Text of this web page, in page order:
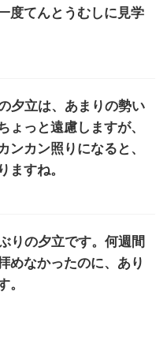
度てんとうむしに見学
夕立は、あまりの勢い
ょっと遠慮しますが、
ンカン照りになると、
ますね。
りの夕立です。何週間
めなかったのに、あり
。